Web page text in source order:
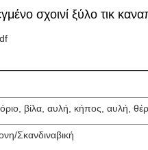
σχοινί ξύλο τικ
βίλα, αυλή, κήπος, αυλή,
Σκανδιναβική